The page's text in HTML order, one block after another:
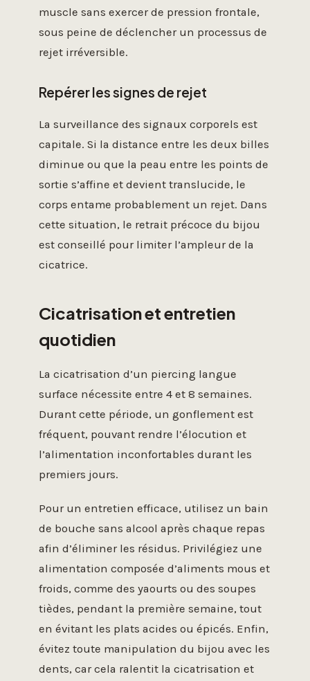
muscle sans exercer de pression frontale,
sous peine de déclencher un processus de
rejet irréversible.
Repérer les signes de rejet
La surveillance des signaux corporels est
capitale. Si la distance entre les deux billes
diminue ou que la peau entre les points de
sortie s’affine et devient translucide, le
corps entame probablement un rejet. Dans
cette situation, le retrait précoce du bijou
est conseillé pour limiter l’ampleur de la
cicatrice.
Cicatrisation et entretien
quotidien
La cicatrisation d’un piercing langue
surface nécessite entre 4 et 8 semaines.
Durant cette période, un gonflement est
fréquent, pouvant rendre l’élocution et
l’alimentation inconfortables durant les
premiers jours.
Pour un entretien efficace, utilisez un bain
de bouche sans alcool après chaque repas
afin d’éliminer les résidus. Privilégiez une
alimentation composée d’aliments mous et
froids, comme des yaourts ou des soupes
tièdes, pendant la première semaine, tout
en évitant les plats acides ou épicés. Enfin,
évitez toute manipulation du bijou avec les
dents, car cela ralentit la cicatrisation et